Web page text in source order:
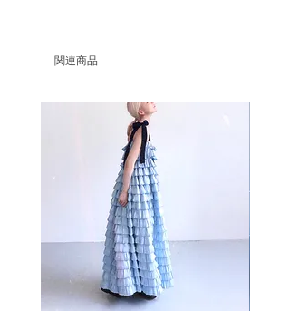
✿Free Standard Shipping is offered on orders
✿Door to Door service of SF express
✿Some photos are for sample purposes only,
colour may vary Please manage your
✿No cancellation of Pre-orders.
✿台灣和澳門地區HKD1500包郵
✿某些地區因為疫情問題只能用海運
✿因台灣海關的需要，台灣客人請填寫中文
全名和身份證或居留證號碼作認證用途。 如
有任何疑問想再作查詢，歡迎透過此網站或
者IG聯絡我們。 如果在訂單上因私隱問題不
関連商品